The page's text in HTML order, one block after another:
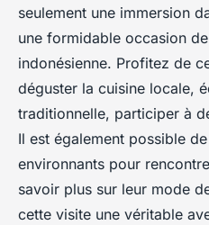
seulement une immersion
une formidable occasion
indonésienne. Profitez de
déguster la cuisine locale,
traditionnelle, participer à
Il est également possible
environnants pour
savoir plus sur leur mode
cette visite une véritable